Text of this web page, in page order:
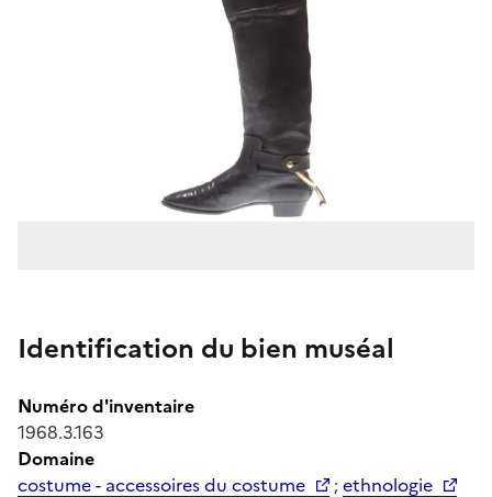
Identification du bien muséal
Numéro d'inventaire
1968.3.163
Domaine
costume - accessoires du costume
;ethnologie